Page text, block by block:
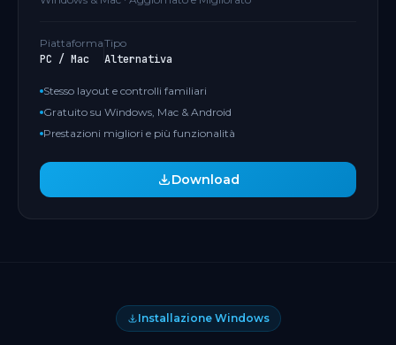
Piattaforma
PC / Mac
Tipo
Alternativa
Stesso layout e controlli familiari
Gratuito su Windows, Mac & Android
Prestazioni migliori e più funzionalità
Download
Installazione Windows